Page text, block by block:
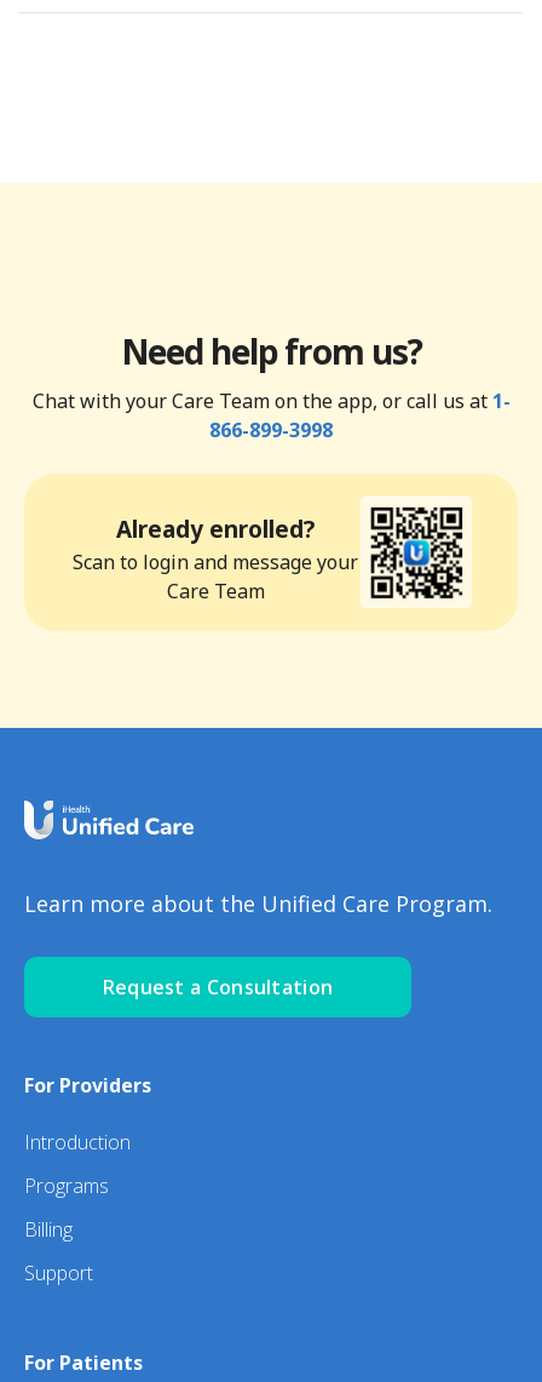
Need help from us?
Chat with your Care Team on the app, or call us at 1-
866-899-3998
Already enrolled?
Scan to login and message your
Care Team
Learn more about the Unified Care Program.
Request a Consultation
For Providers
Introduction
Programs
Billing
Support
For Patients